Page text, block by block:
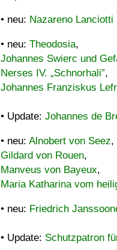
• neu: Nazareno Lanciotti
• neu: Theodosia,
Johannes Swierc und
Nerses IV. „Schnorhali”,
Johannes Franziskus
• Update: Johannes de
• neu: Alnobert von Seez,
Gildard von Rouen,
Manveus von Bayeux,
Maria Katharina vom
• neu: Friedrich
• Update: Schutzpatron